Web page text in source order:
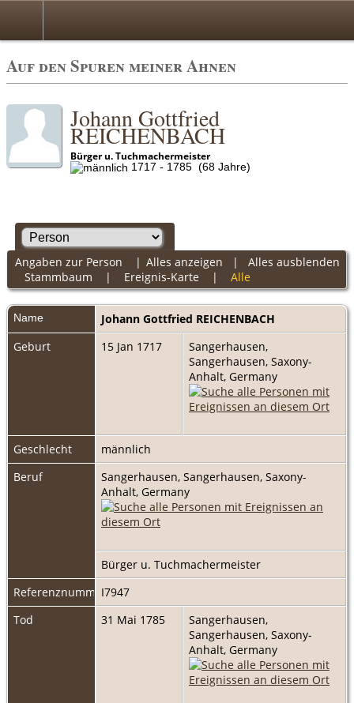
Auf den Spuren meiner Ahnen
Johann Gottfried
REICHENBACH
Bürger u. Tuchmachermeister
1717 - 1785 (68 Jahre)
Alles anzeigen | Alles ausblenden
Angaben zur Person |
Stammbaum | Ereignis-Karte | Alle
Name Johann Gottfried REICHENBACH
Geburt
15 Jan 1717
Sangerhausen,
Sangerhausen, Saxony-
Anhalt, Germany
Geschlecht
männlich
Beruf
Sangerhausen, Sangerhausen, Saxony-
Anhalt, Germany
Bürger u. Tuchmachermeister
ReferenznummerI7947
Tod
31 Mai 1785
Sangerhausen,
Sangerhausen, Saxony-
Anhalt, Germany